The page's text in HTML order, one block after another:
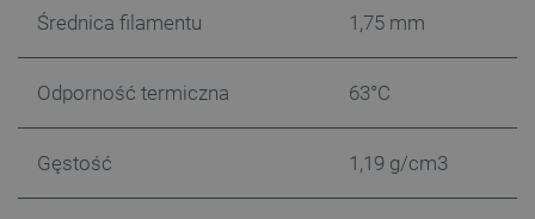
Średnica filamentu 1,75 mm
Odporność termiczna 63°C
Gęstość 1,19 g/cm3